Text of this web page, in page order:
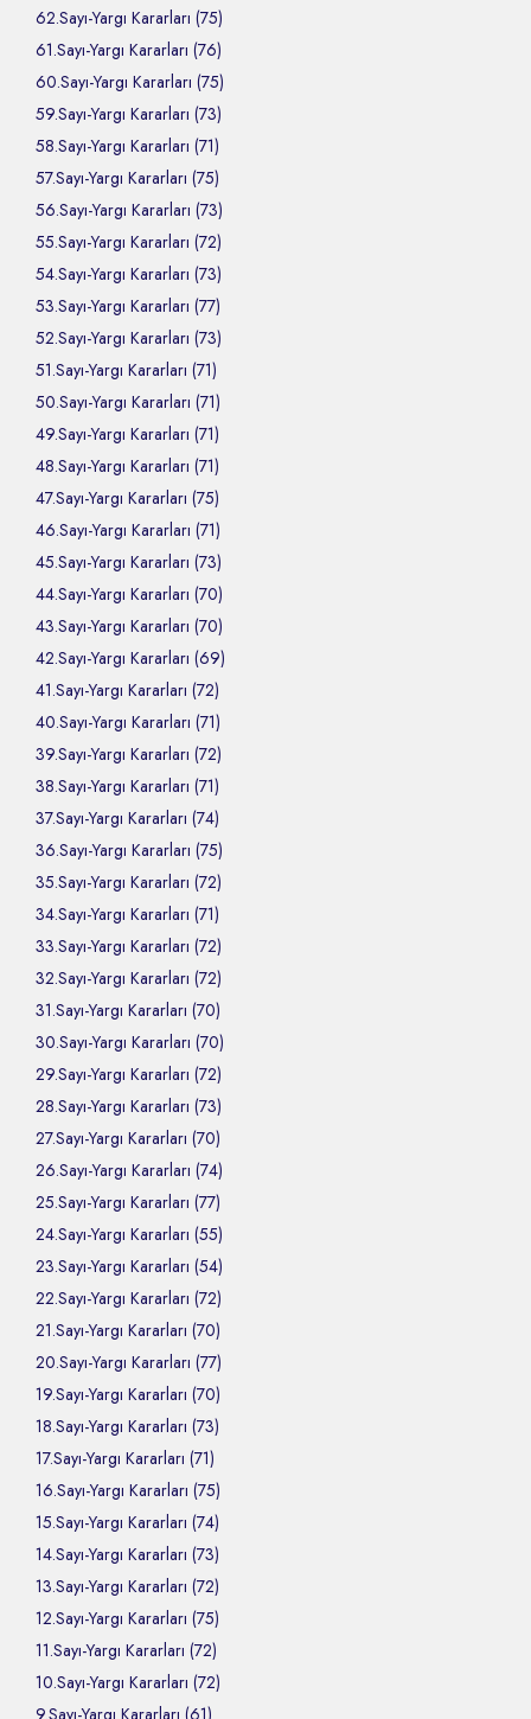
62.Sayı-Yargı Kararları (75)
61.Sayı-Yargı Kararları (76)
60.Sayı-Yargı Kararları (75)
59.Sayı-Yargı Kararları (73)
58.Sayı-Yargı Kararları (71)
57.Sayı-Yargı Kararları (75)
56.Sayı-Yargı Kararları (73)
55.Sayı-Yargı Kararları (72)
54.Sayı-Yargı Kararları (73)
53.Sayı-Yargı Kararları (77)
52.Sayı-Yargı Kararları (73)
51.Sayı-Yargı Kararları (71)
50.Sayı-Yargı Kararları (71)
49.Sayı-Yargı Kararları (71)
48.Sayı-Yargı Kararları (71)
47.Sayı-Yargı Kararları (75)
46.Sayı-Yargı Kararları (71)
45.Sayı-Yargı Kararları (73)
44.Sayı-Yargı Kararları (70)
43.Sayı-Yargı Kararları (70)
42.Sayı-Yargı Kararları (69)
41.Sayı-Yargı Kararları (72)
40.Sayı-Yargı Kararları (71)
39.Sayı-Yargı Kararları (72)
38.Sayı-Yargı Kararları (71)
37.Sayı-Yargı Kararları (74)
36.Sayı-Yargı Kararları (75)
35.Sayı-Yargı Kararları (72)
34.Sayı-Yargı Kararları (71)
33.Sayı-Yargı Kararları (72)
32.Sayı-Yargı Kararları (72)
31.Sayı-Yargı Kararları (70)
30.Sayı-Yargı Kararları (70)
29.Sayı-Yargı Kararları (72)
28.Sayı-Yargı Kararları (73)
27.Sayı-Yargı Kararları (70)
26.Sayı-Yargı Kararları (74)
25.Sayı-Yargı Kararları (77)
24.Sayı-Yargı Kararları (55)
23.Sayı-Yargı Kararları (54)
22.Sayı-Yargı Kararları (72)
21.Sayı-Yargı Kararları (70)
20.Sayı-Yargı Kararları (77)
19.Sayı-Yargı Kararları (70)
18.Sayı-Yargı Kararları (73)
17.Sayı-Yargı Kararları (71)
16.Sayı-Yargı Kararları (75)
15.Sayı-Yargı Kararları (74)
14.Sayı-Yargı Kararları (73)
13.Sayı-Yargı Kararları (72)
12.Sayı-Yargı Kararları (75)
11.Sayı-Yargı Kararları (72)
10.Sayı-Yargı Kararları (72)